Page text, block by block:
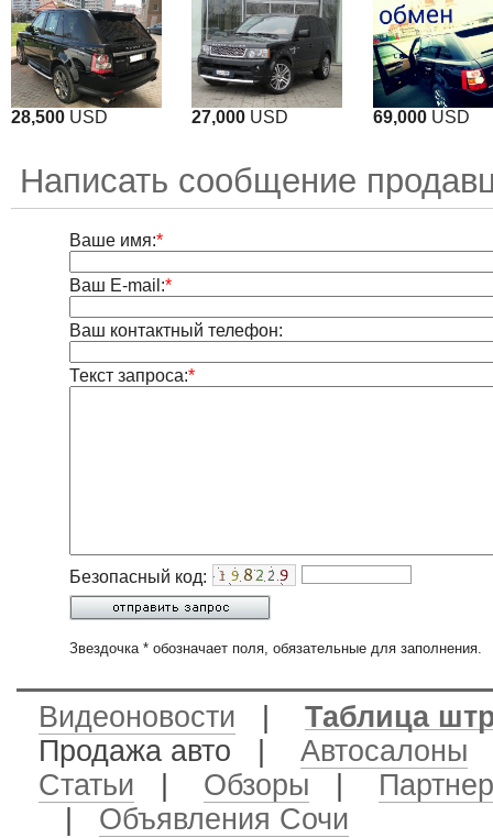
28,500 USD 27,000 USD 69,000 USD
Написать сообщение
Ваше имя:*
Ваш E-mail:*
Ваш контактный телефон:
Текст запроса:*
Безопасный код:
Звездочка * обозначает поля, обязательные для заполнения.
Видеоновости
Таблица
Продажа авто
Автосалоны
Статьи
Обзоры
Объявления Сочи